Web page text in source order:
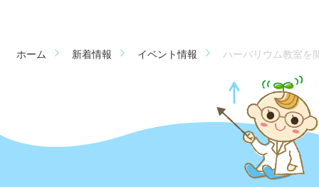
ホーム 新着情報 イベント情報 ハーバリウム教室を